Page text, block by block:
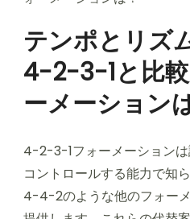
テンポとリズ
4-2-3-1と比
ーメーション
4-2-3-1フォーメーション
コントロールする能力で知
4-4-2のような他のフォー